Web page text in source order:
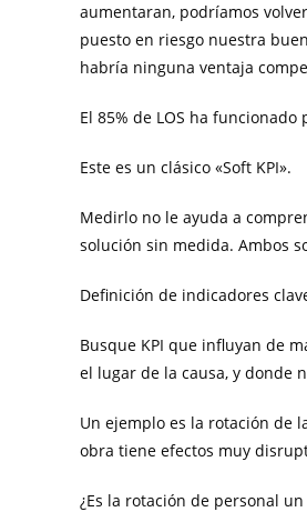
aumentaran, podríamos
puesto en riesgo nuestra
habría ninguna ventaja
El 85% de LOS ha
Este es un clásico «Soft KPI».
Medirlo no le ayuda a
solución sin medida. Ambos
Definición de indicadores
Busque KPI que influyan de
el lugar de la causa, y donde
Un ejemplo es la rotación de
obra tiene efectos muy
¿Es la rotación de personal un